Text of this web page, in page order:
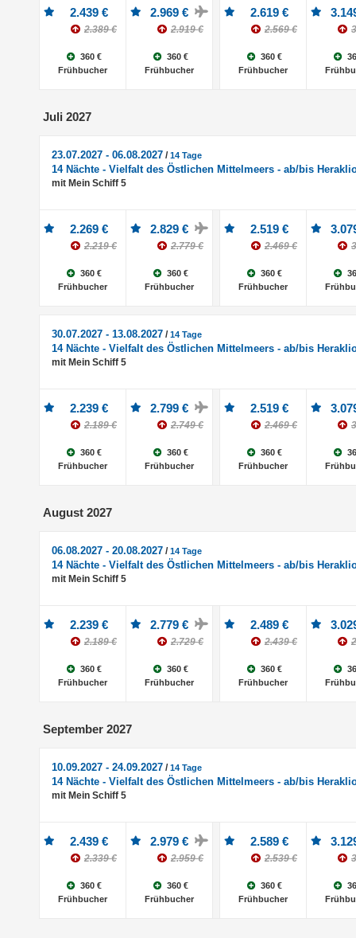
2.439 €
2.389 €
360 €
Frühbucher
2.969 €
2.919 €
360 €
Frühbucher
2.619 €
2.569 €
360 €
Frühbucher
Juli 2027
23.07.2027 - 06.08.2027 /14 Tage
14 Nächte - Vielfalt des Östlichen Mittelmeers - ab/bis
mit Mein Schiff 5
2.269 €
2.219 €
360 €
Frühbucher
2.829 €
2.779 €
360 €
Frühbucher
2.519 €
2.469 €
360 €
Frühbucher
30.07.2027 - 13.08.2027 /14 Tage
14 Nächte - Vielfalt des Östlichen Mittelmeers - ab/bis
mit Mein Schiff 5
2.239 €
2.189 €
360 €
Frühbucher
2.799 €
2.749 €
360 €
Frühbucher
2.519 €
2.469 €
360 €
Frühbucher
August 2027
06.08.2027 - 20.08.2027 /14 Tage
14 Nächte - Vielfalt des Östlichen Mittelmeers - ab/bis
mit Mein Schiff 5
2.239 €
2.189 €
360 €
Frühbucher
2.779 €
2.729 €
360 €
Frühbucher
2.489 €
2.439 €
360 €
Frühbucher
September 2027
10.09.2027 - 24.09.2027 /14 Tage
14 Nächte - Vielfalt des Östlichen Mittelmeers - ab/bis
mit Mein Schiff 5
2.439 €
2.339 €
360 €
Frühbucher
2.979 €
2.959 €
360 €
Frühbucher
2.589 €
2.539 €
360 €
Frühbucher